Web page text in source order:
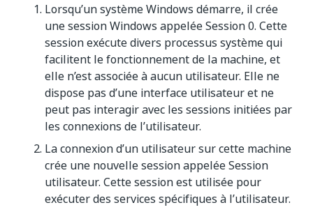
Lorsqu’un système Windows démarre, il crée
une session Windows appelée Session 0. Cette
session exécute divers processus système qui
facilitent le fonctionnement de la machine, et
elle n’est associée à aucun utilisateur. Elle ne
dispose pas d’une interface utilisateur et ne
peut pas interagir avec les sessions initiées par
les connexions de l’utilisateur.
La connexion d’un utilisateur sur cette machine
crée une nouvelle session appelée Session
utilisateur. Cette session est utilisée pour
exécuter des services spécifiques à l’utilisateur.